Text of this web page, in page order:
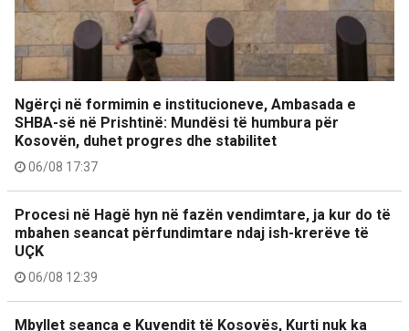
Ngërçi në formimin e institucioneve, Ambasada e
SHBA-së në Prishtinë: Mundësi të humbura për
Kosovën, duhet progres dhe stabilitet
06/08 17:37
Procesi në Hagë hyn në fazën vendimtare, ja kur do të
mbahen seancat përfundimtare ndaj ish-krerëve të
UÇK
06/08 12:39
Mbyllet seanca e Kuvendit të Kosovës, Kurti nuk ka